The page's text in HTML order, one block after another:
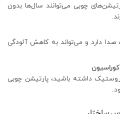
چوبی می‌توانند سال‌ها بدون
دارد و می‌تواند به کاهش آلودگی
داشته باشید، پارتیشن چوبی